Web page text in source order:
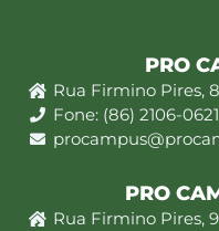
PRO
Rua Firmino Pires,
Fone: (86) 2106-0621
PRO
Rua Firmino Pires,